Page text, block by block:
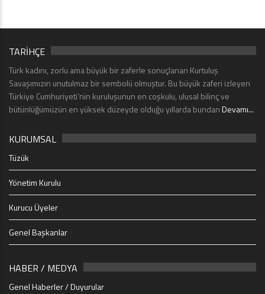
TARİHÇE
Türk kadını, zorlu ama büyük bir zaferle sonuçlanan Kurtuluş
Savaşımızın unutulmaz bir sembolü olmuştur. Bu büyük zaferi izleyen
Türkiye Cumhuriyeti’nin kuruluşunun en coşkulu, ulusal bilinç ve
bütünlüğümüzün en yüksek düzeyde olduğu yıllarda bundanDevamı...
KURUMSAL
Tüzük
Yönetim Kurulu
Kurucu Üyeler
Genel Başkanlar
HABER / MEDYA
Genel Haberler / Duyurular